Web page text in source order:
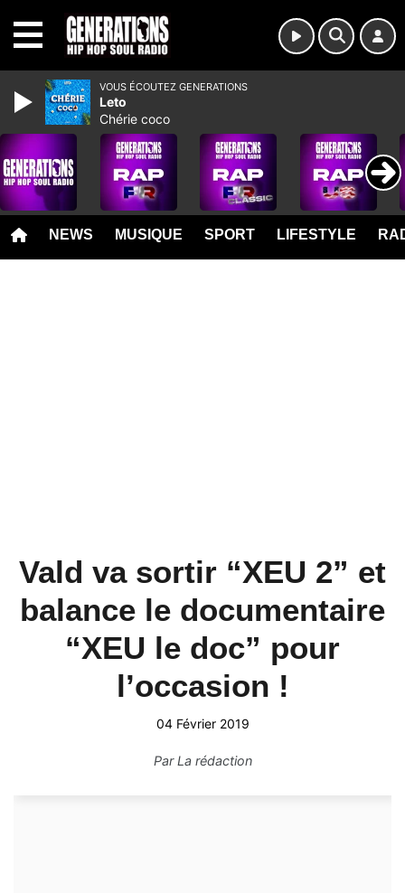
NEWS MUSIQUE SPORT LIFESTYLE
Vald va sortir “XEU 2” et
balance le documentaire
“XEU le doc” pour
l’occasion !
04 Février 2019
ParLa rédaction
VOUS ÉCOUTEZ GENERATIONS
Leto
Chérie coco